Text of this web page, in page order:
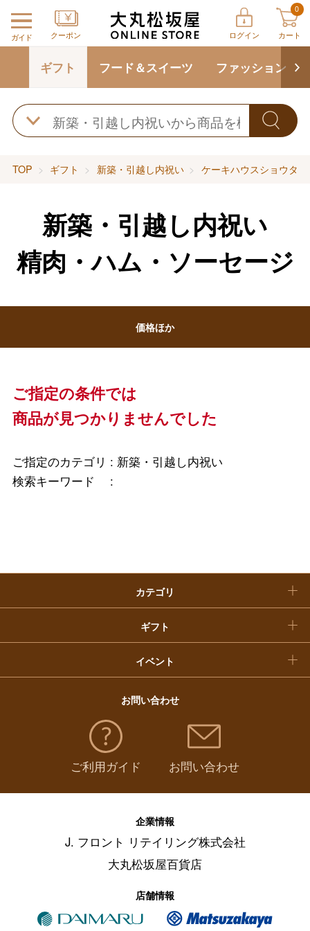
ガイド クーポン ログイン
0
カート
ギフト フード＆スイーツ ファッション
TOP ギフト 新築・引越し内祝い ケーキハウスショウタニ
新築・引越し内祝い
精肉・ハム・ソーセージ
ご指定の条件では
商品が見つかりませんでした
ご指定のカテゴリ : 新築・引越し内祝い
検索キーワード :
価格ほか
カテゴリ
フード＆スイーツ
ホーム＆インテリア
ギフト
結婚内祝い
イベント
母の日
お中元
敬老の日
福袋
お問い合わせ
ご利用ガイド お問い合わせ
企業情報
J. フロント リテイリング株式会社
大丸松坂屋百貨店
店舗情報